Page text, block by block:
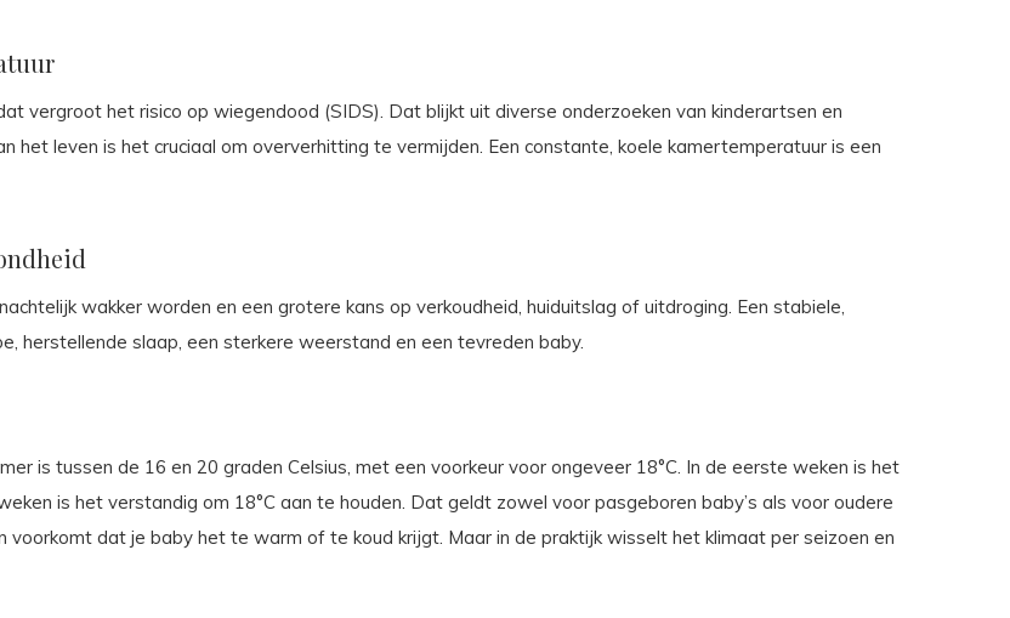
vergroot het risico op wiegendood (SIDS). Dat blijkt uit diverse onderzoeken van kinderartsen en
het leven is het cruciaal om oververhitting te vermijden. Een constante, koele kamertemperatuur is een
wakker worden en een grotere kans op verkoudheid, huiduitslag of uitdroging. Een stabiele,
herstellende slaap, een sterkere weerstand en een tevreden baby.
is tussen de 16 en 20 graden Celsius, met een voorkeur voor ongeveer 18°C. In de eerste weken is het
is het verstandig om 18°C aan te houden. Dat geldt zowel voor pasgeboren baby’s als voor oudere
dat je baby het te warm of te koud krijgt. Maar in de praktijk wisselt het klimaat per seizoen en